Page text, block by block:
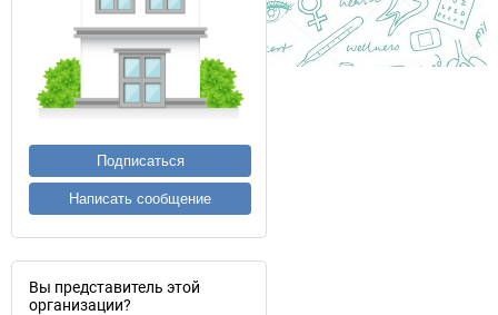
Подписаться
Написать сообщение
Вы представитель этой
организации?